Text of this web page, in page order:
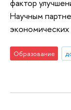
фактор
Научным
экономических
Образование